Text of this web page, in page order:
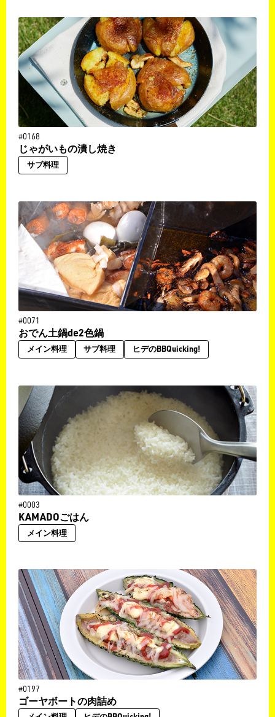
#0168
じゃがいもの潰し焼き
サブ料理
#0071
おでん土鍋de2色鍋
メイン料理 サブ料理 ヒデのBBQuicking!
#0003
KAMADOごはん
メイン料理
#0197
ゴーヤボートの肉詰め